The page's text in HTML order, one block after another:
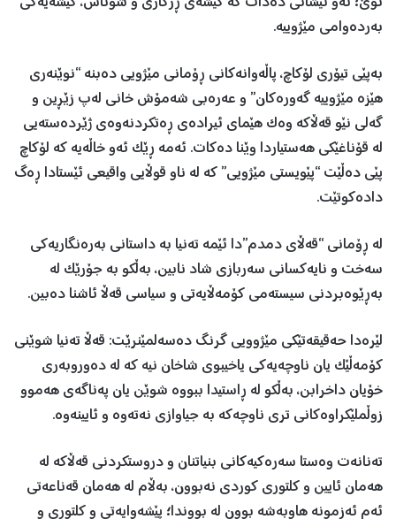
بەردەوامی مێژوییە.
بەپێی تیۆری لۆکاچ، پاڵەوانەکانی ڕۆمانی مێژویی دەبنە “نوێنەری
هێزە مێژوییە گەورەکان” و عەرەبی شەمۆش خانی لەپ زێڕین و
گەلی نێو قەڵاکە وەک هێمای ئیرادەی ڕەتکردنەوەی ژێردەستەیی
لە قۆناغێکی هەستیاردا وێنا دەکات. ئەمە ڕێک ئەو خاڵەیە کە لۆکاچ
پێی دەڵێت “پێویستی مێژویی” کە لە ناو قوڵایی واقیعی ئێستادا ڕەگ
دادەکوتێت.
لە ڕۆمانی “قەڵای دمدم”دا ئێمە تەنیا بە داستانی بەرەنگاریەکی
سەخت و نایەکسانی سەربازی شاد نابین، بەڵکو بە جۆرێک لە
بەڕێوەبردنی سیستەمی کۆمەڵایەتی و سیاسی قەڵا ئاشنا دەبین.
لێرەدا حەقیقەتێکی مێژوویی گرنگ دەسەلمێنرێت: قەڵا تەنیا شوێنی
کۆمەڵێک یان ناوچەیەکی یاخیبوی شاخان نیە کە لە دەوروبەری
خۆیان داخرابن، بەڵکو لە ڕاستیدا ببووە شوێن یان پەناگەی هەموو
زوڵملێکراوەکانی تری ناوچەکە بە جیاوازی نەتەوە و ئایینەوە.
تەنانەت وەستا سەرەکیەکانی بنیاتنان و دروستکردنی قەڵاکە لە
هەمان ئایین و کلتوری کوردی نەبوون، بەڵام لە هەمان قەناعەتی
ئەم ئەزمونە هاوبەشە بوون لە بووندا؛ پێشەوایەتی و کلتوری و